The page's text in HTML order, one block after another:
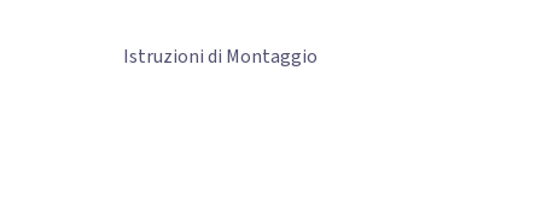
Istruzioni di Montaggio